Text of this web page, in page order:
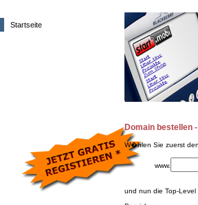
Startseite
Domain bestellen
W�hlen Sie zuerst
www.
und nun die Top-